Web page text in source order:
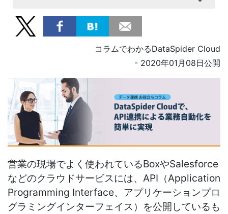
コラムでわかるDataSpider Cloud
- 2020年01月08日公開
営業の現場でよく使われているBoxやSalesforce
などのクラウドサービスには、API（Application
Programming Interface、アプリケーションプロ
グラミングインターフェイス）を公開しているも